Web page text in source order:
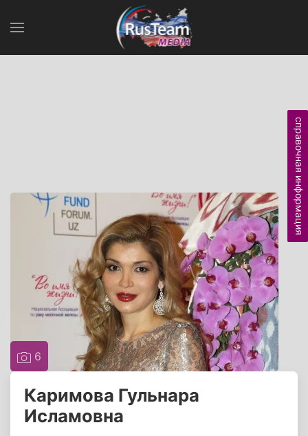
6
Каримова Гульнара
Исламовна
справочная информация